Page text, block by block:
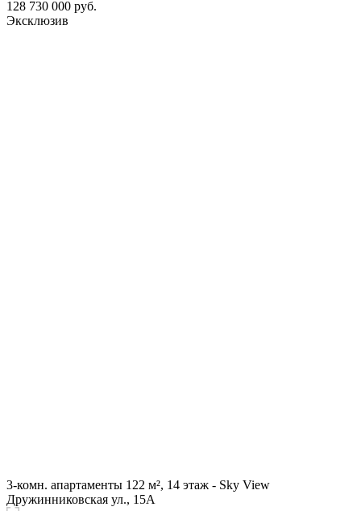
128 730 000 руб.
Эксклюзив
3-комн. апартаменты 122 м², 14 этаж - Sky View
Дружинниковская ул., 15А